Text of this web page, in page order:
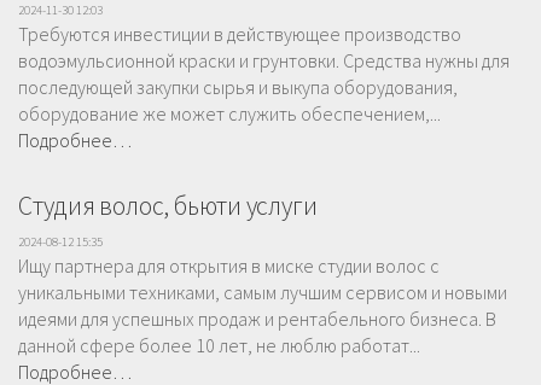
2024-11-30 12:03
Требуются инвестиции в действующее производство
водоэмульсионной краски и грунтовки. Средства нужны для
последующей закупки сырья и выкупа оборудования,
оборудование же может служить обеспечением,...
Подробнее…
Студия волос, бьюти услуги
2024-08-12 15:35
Ищу партнера для открытия в миске студии волос с
уникальными техниками, самым лучшим сервисом и новыми
идеями для успешных продаж и рентабельного бизнеса. В
данной сфере более 10 лет, не люблю работат...
Подробнее…